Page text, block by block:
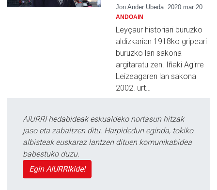
Jon Ander Ubeda 2020 mar 20
ANDOAIN
Leyçaur historiari buruzko
aldizkarian 1918ko gripeari
buruzko lan sakona
argitaratu zen. Iñaki Agirre
Leizeagaren lan sakona
2002. urt…
AIURRI hedabideak eskualdeko nortasun hitzak
jaso eta zabaltzen ditu. Harpidedun eginda, tokiko
albisteak euskaraz lantzen dituen komunikabidea
babestuko duzu.
Egin AIURRIkide!